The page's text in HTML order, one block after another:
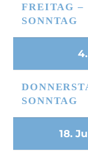
FREITAG –
SONNTAG
SONNTAG
18.